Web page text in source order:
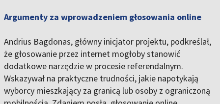
Argumenty za wprowadzeniem głosowania online
Andrius Bagdonas, główny inicjator projektu, podkreślał,
że głosowanie przez internet mogłoby stanowić
dodatkowe narzędzie w procesie referendalnym.
Wskazywał na praktyczne trudności, jakie napotykają
wyborcy mieszkający za granicą lub osoby z ograniczoną